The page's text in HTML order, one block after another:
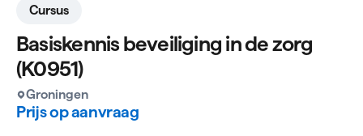
Basiskennis beveiliging in de zorg
(K0951)
Cursus
Groningen
Prijs op aanvraag